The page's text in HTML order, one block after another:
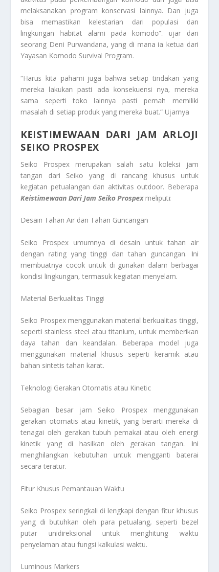
melaksanakan program konservasi lainnya. Dan juga
bisa memastikan kelestarian dari populasi dan
lingkungan habitat alami pada komodo”. ujar dari
seorang Deni Purwandana, yang di mana ia ketua dari
Yayasan Komodo Survival Program.
“Harus kita pahami juga bahwa setiap tindakan yang
mereka lakukan pasti ada konsekuensi nya, mereka
sama seperti toko lainnya pasti pernah memiliki
masalah di setiap produk yang mereka buat.” Ujarnya
KEISTIMEWAAN DARI JAM ARLOJI
SEIKO PROSPEX
Seiko Prospex merupakan salah satu koleksi jam
tangan dari Seiko yang di rancang khusus untuk
kegiatan petualangan dan aktivitas outdoor. Beberapa
Keistimewaan Dari Jam Seiko Prospexmeliputi:
Desain Tahan Air dan Tahan Guncangan
Seiko Prospex umumnya di desain untuk tahan air
dengan rating yang tinggi dan tahan guncangan. Ini
membuatnya cocok untuk di gunakan dalam berbagai
kondisi lingkungan, termasuk kegiatan menyelam.
Material Berkualitas Tinggi
Seiko Prospex menggunakan material berkualitas tinggi,
seperti stainless steel atau titanium, untuk memberikan
daya tahan dan keandalan. Beberapa model juga
menggunakan material khusus seperti keramik atau
bahan sintetis tahan karat.
Teknologi Gerakan Otomatis atau Kinetic
Sebagian besar jam Seiko Prospex menggunakan
gerakan otomatis atau kinetik, yang berarti mereka di
tenagai oleh gerakan tubuh pemakai atau oleh energi
kinetik yang di hasilkan oleh gerakan tangan. Ini
menghilangkan kebutuhan untuk mengganti baterai
secara teratur.
Fitur Khusus Pemantauan Waktu
Seiko Prospex seringkali di lengkapi dengan fitur khusus
yang di butuhkan oleh para petualang, seperti bezel
putar unidireksional untuk menghitung waktu
penyelaman atau fungsi kalkulasi waktu.
Luminous Markers